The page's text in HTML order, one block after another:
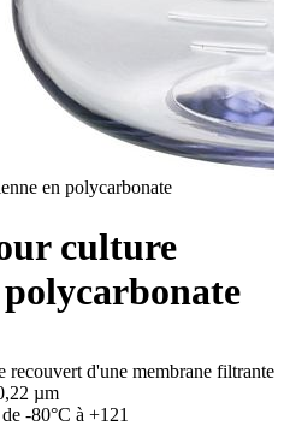
en polycarbonate
culture
recouvert d'une membrane filtrante
µm
-80°C à +121